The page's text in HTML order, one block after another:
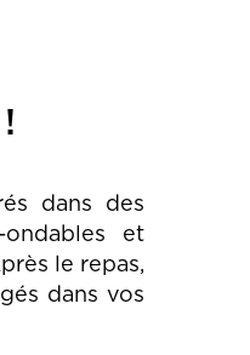
dans des
et
le repas,
dans vos